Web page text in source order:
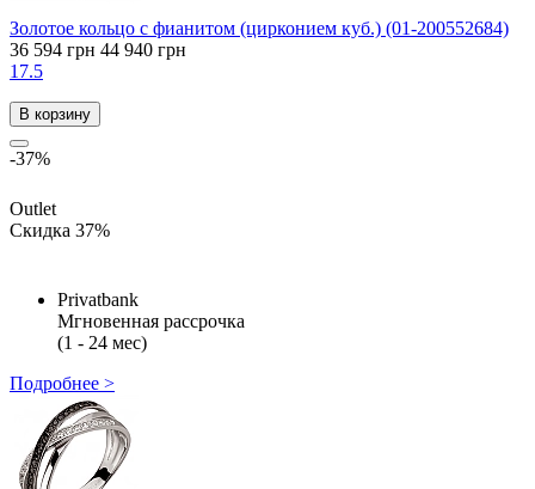
Золотое кольцо с фианитом (цирконием куб.) (01-200552684)
36 594 грн 44 940 грн
17.5
В корзину
-37%
Outlet
Скидка 37%
Privatbank
Мгновенная рассрочка
(1 - 24 мес)
Подробнее >